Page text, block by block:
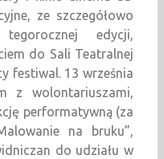
ze szczegółowo
edycji,
do Sali Teatralnej
festiwal. 13 września
z wolontariuszami,
performatywną (za
na bruku”,
do udziału w